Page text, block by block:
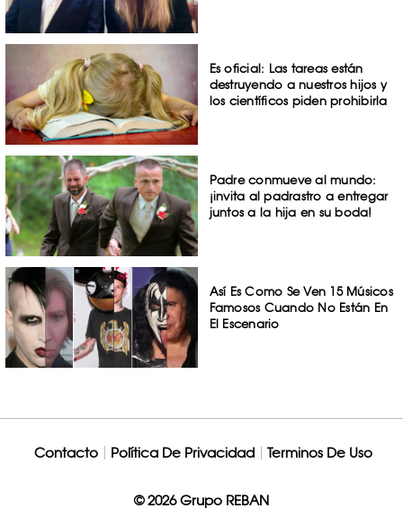
Es oficial: Las tareas están
destruyendo a nuestros hijos y
los científicos piden prohibirla
Padre conmueve al mundo:
¡invita al padrastro a entregar
juntos a la hija en su boda!
Así Es Como Se Ven 15 Músicos
Famosos Cuando No Están En
El Escenario
Contacto Política De Privacidad Terminos De Uso
© 2026 Grupo REBAN